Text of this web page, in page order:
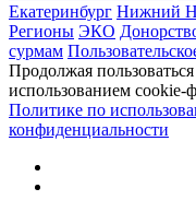
Екатеринбург Нижний
Регионы ЭКО
сурмам
Продолжая
использованием
Политике по
конфиденциальности